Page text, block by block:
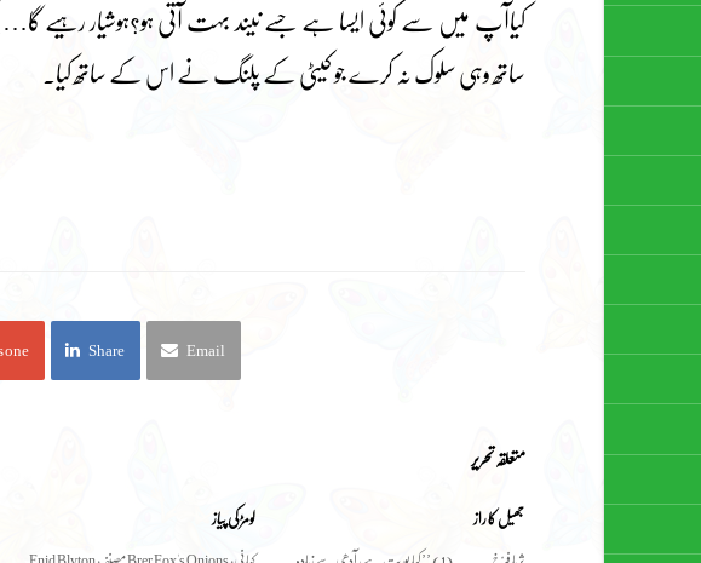
کیاآپ میں سے کوئی ایسا ہے جسے نیند بہت آتی ہو؟ہوشیار
ساتھ وہی سلوک نہ کرے جو کیٹی کے پلنگ نے اس کے ساتھ کیا۔
one Share Email
متعلقہ تحریر
لومڑ کی پیاز جھیل کا راز